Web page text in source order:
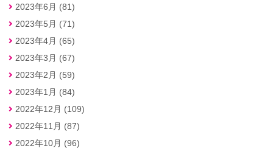
2023年6月 (81)
2023年5月 (71)
2023年4月 (65)
2023年3月 (67)
2023年2月 (59)
2023年1月 (84)
2022年12月 (109)
2022年11月 (87)
2022年10月 (96)